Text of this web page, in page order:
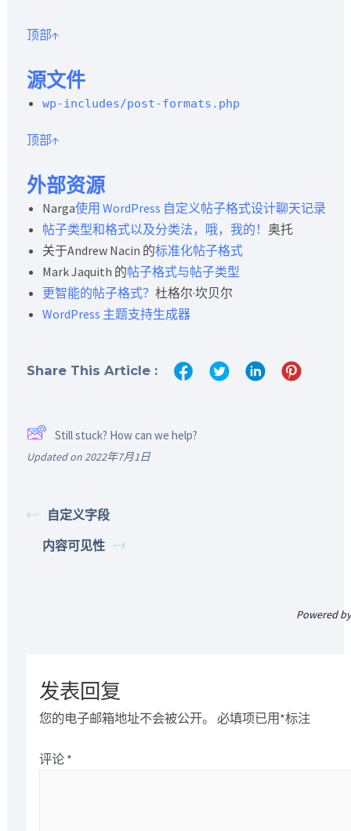
顶部↑
源文件
wp-includes/post-formats.php
顶部↑
外部资源
Narga使用 WordPress 自定义帖子格式设计聊天记录
帖子类型和格式以及分类法，哦，我的！ 奥托
关于Andrew Nacin 的标准化帖子格式
Mark Jaquith 的帖子格式与帖子类型
更智能的帖子格式？ 杜格尔·坎贝尔
WordPress 主题支持生成器
Share This Article :
Still stuck? How can we help?
Updated on 2022年7月1日
自定义字段
内容可见性
Powered
发表回复
您的电子邮箱地址不会被公开。 必填项已用*标注
评论 *